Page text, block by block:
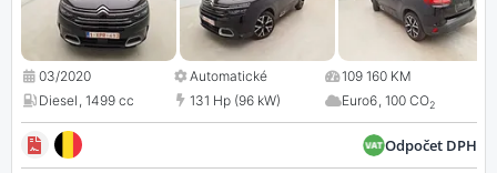
03/2020 Automatické
109 160 KM
Diesel, 1499 cc 131 Hp (96 kW) Euro6, 100 CO2
Odpočet DPH